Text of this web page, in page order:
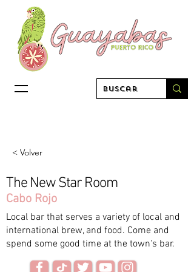
< Volver
The New Star Room
Cabo Rojo
Local bar that serves a variety of local and
international brew, and food. Come and
spend some good time at the town's bar.